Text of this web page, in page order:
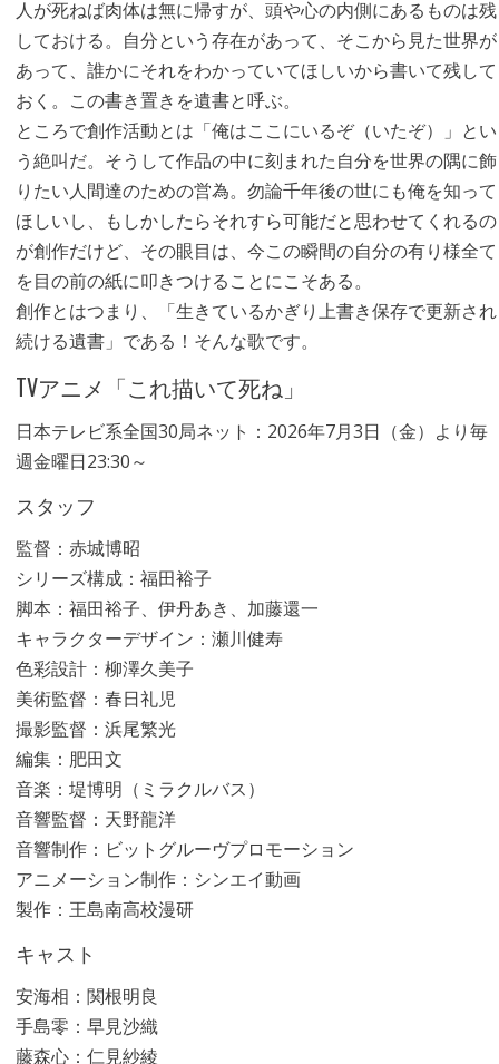
人が死ねば肉体は無に帰すが、頭や心の内側にあるものは残
しておける。自分という存在があって、そこから見た世界が
あって、誰かにそれをわかっていてほしいから書いて残して
おく。この書き置きを遺書と呼ぶ。
ところで創作活動とは「俺はここにいるぞ（いたぞ）」とい
う絶叫だ。そうして作品の中に刻まれた自分を世界の隅に飾
りたい人間達のための営為。勿論千年後の世にも俺を知って
ほしいし、もしかしたらそれすら可能だと思わせてくれるの
が創作だけど、その眼目は、今この瞬間の自分の有り様全て
を目の前の紙に叩きつけることにこそある。
創作とはつまり、「生きているかぎり上書き保存で更新され
続ける遺書」である！そんな歌です。
TVアニメ「これ描いて死ね」
日本テレビ系全国30局ネット：2026年7月3日（金）より毎
週金曜日23:30～
スタッフ
監督：赤城博昭
シリーズ構成：福田裕子
脚本：福田裕子、伊丹あき、加藤還一
キャラクターデザイン：瀬川健寿
色彩設計：柳澤久美子
美術監督：春日礼児
撮影監督：浜尾繁光
編集：肥田文
音楽：堤博明（ミラクルバス）
音響監督：天野龍洋
音響制作：ビットグルーヴプロモーション
アニメーション制作：シンエイ動画
製作：王島南高校漫研
キャスト
安海相：関根明良
手島零：早見沙織
藤森心：仁見紗綾